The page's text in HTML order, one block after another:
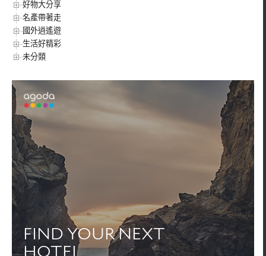
好物大分享
名產帶著走
國外逍遙遊
生活好精彩
未分類